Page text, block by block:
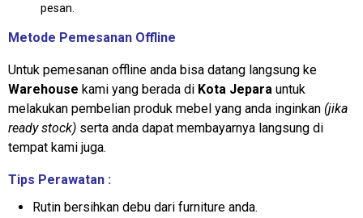
pesan.
Metode Pemesanan Offline
Untuk pemesanan offline anda bisa datang langsung ke
Warehouse kami yang berada di Kota Jepara untuk
melakukan pembelian produk mebel yang anda inginkan (jika
ready stock) serta anda dapat membayarnya langsung di
tempat kami juga.
Tips Perawatan :
Rutin bersihkan debu dari furniture anda.